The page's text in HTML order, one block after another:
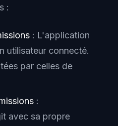
:
: L'application
utilisateur connecté.
par celles de
:
avec sa propre